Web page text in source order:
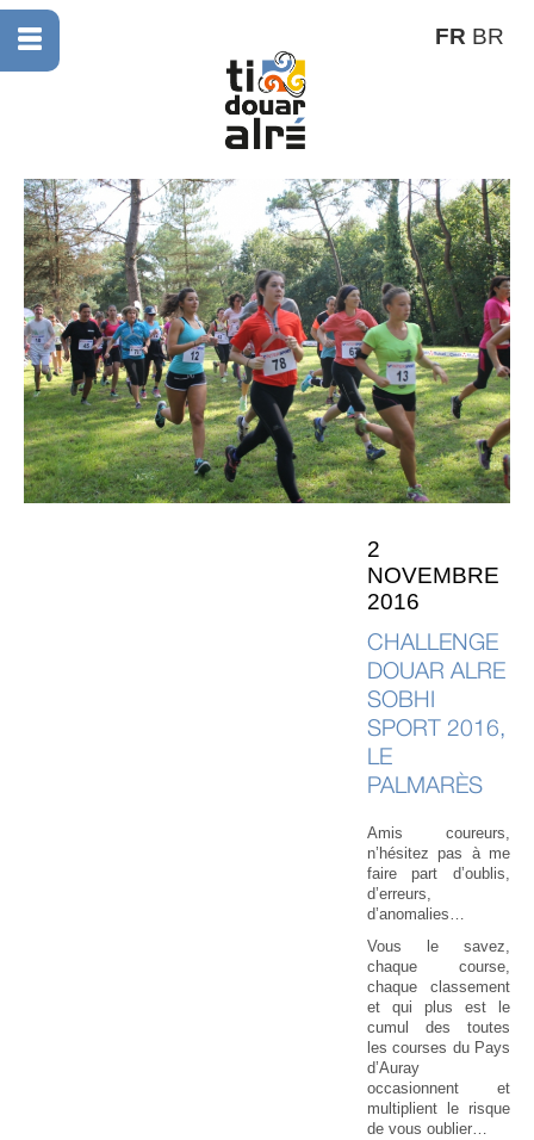
FR BR
2
NOVEMBRE
2016
CHALLENGE
DOUAR ALRE
SOBHI
SPORT 2016,
LE
PALMARÈS
Amis coureurs,
n’hésitez pas à me
faire part d’oublis,
d’erreurs,
d’anomalies…
Vous le savez,
chaque course,
chaque classement
et qui plus est le
cumul des toutes
les courses du Pays
d’Auray
occasionnent et
multiplient le risque
de vous oublier…